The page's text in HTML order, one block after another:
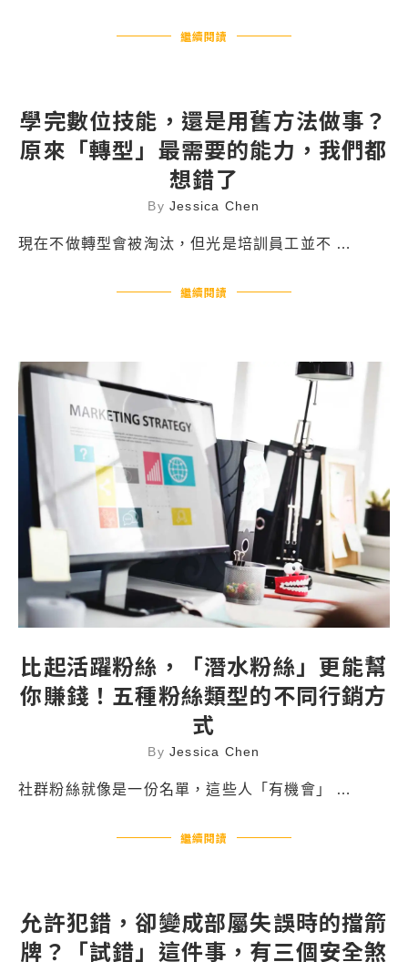
繼續閱讀
學完數位技能，還是用舊方法做事？
原來「轉型」最需要的能力，我們都
想錯了
ByJessica Chen
現在不做轉型會被淘汰，但光是培訓員工並不 …
繼續閱讀
比起活躍粉絲，「潛水粉絲」更能幫
你賺錢！五種粉絲類型的不同行銷方
式
ByJessica Chen
社群粉絲就像是一份名單，這些人「有機會」 …
繼續閱讀
允許犯錯，卻變成部屬失誤時的擋箭
牌？「試錯」這件事，有三個安全煞